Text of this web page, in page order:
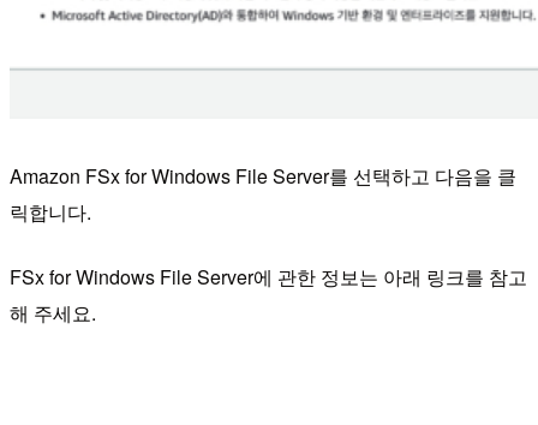
Amazon FSx for Windows File Server를 선택하고 다음을 클
릭합니다.
FSx for Windows File Server에 관한 정보는 아래 링크를 참고
해 주세요.